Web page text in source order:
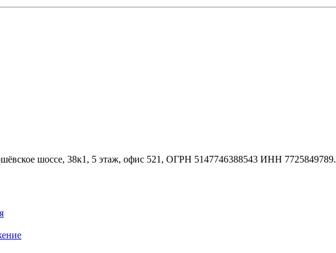
шоссе, 38к1, 5 этаж, офис 521, ОГРН 5147746388543 ИНН 7725849789.